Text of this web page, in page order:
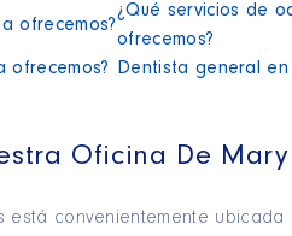
ofrecemos?
¿Qué servicios de
ofrecemos?
ofrecemos? Dentista general
Oficina De
está convenientemente ubicada